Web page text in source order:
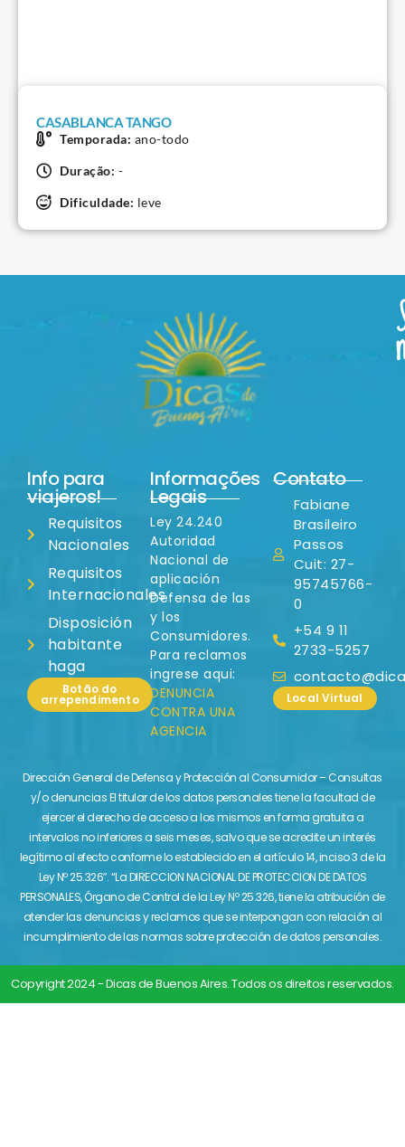
CASABLANCA TANGO
Temporada: ano-todo
Duração: -
Dificuldade: leve
Info para
viajeros!
Requisitos
Nacionales
Requisitos
Internacionales
Disposición
habitante
haga
Botão do
arrependimento
Informações
Legais
Ley 24.240
Autoridad
Nacional de
aplicación
Defensa de las
y los
Consumidores.
Para reclamos
ingrese aqui:
DENUNCIA
CONTRA UNA
AGENCIA
Contato
Fabiane
Brasileiro
Passos
Cuit: 27-
95745766-
0
+54 9 11
2733-5257
Local Virtual
Dirección General de Defensa y Protección al Consumidor – Consultas
y/o denuncias El titular de los datos personales tiene la facultad de
ejercer el derecho de acceso a los mismos en forma gratuita a
intervalos no inferiores a seis meses, salvo que se acredite un interés
legítimo al efecto conforme lo establecido en el artículo 14, inciso 3 de la
Ley Nº 25.326″. “La DIRECCION NACIONAL DE PROTECCION DE DATOS
PERSONALES, Órgano de Control de la Ley Nº 25.326, tiene la atribución de
atender las denuncias y reclamos que se interpongan con relación al
incumplimiento de las normas sobre protección de datos personales.
Copyright 2024 - Dicas de Buenos Aires. Todos os direitos reservados.